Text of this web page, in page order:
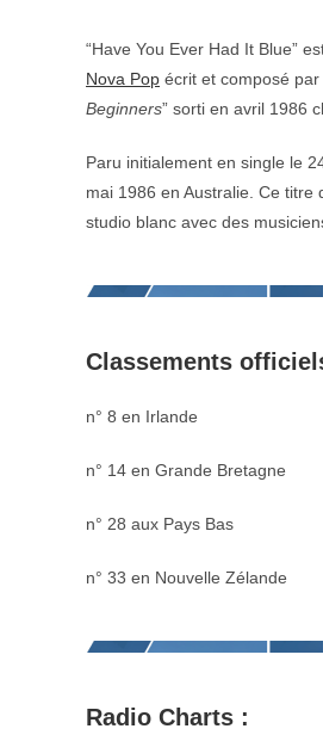
“Have You Ever Had It Blue”
Nova Pop écrit et composé par
Beginners” sorti en avril 1986
Paru initialement en single le
mai 1986 en Australie. Ce titre
studio blanc avec des
Classements
n° 8 en Irlande
n° 14 en Grande Bretagne
n° 28 aux Pays Bas
n° 33 en Nouvelle Zélande
Radio Charts :